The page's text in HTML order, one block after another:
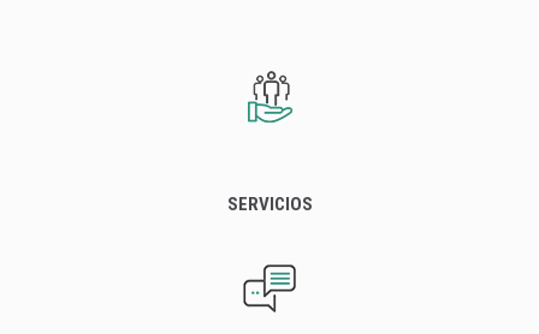
SERVICIOS